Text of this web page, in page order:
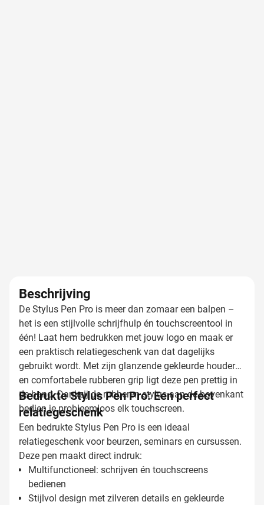
Beschrijving
De Stylus Pen Pro is meer dan zomaar een balpen –
het is een stijlvolle schrijfhulp én touchscreentool in
één! Laat hem bedrukken met jouw logo en maak er
een praktisch relatiegeschenk van dat dagelijks
gebruikt wordt. Met zijn glanzende gekleurde houder
en comfortabele rubberen grip ligt deze pen prettig in
de hand. Dankzij de rubberen stylus aan de bovenkant
bedien je probleemloos elk touchscreen.
Bedrukte Stylus Pen Pro: Een perfect
relatiegeschenk
Een bedrukte Stylus Pen Pro is een ideaal
relatiegeschenk voor beurzen, seminars en cursussen.
Deze pen maakt direct indruk:
Multifunctioneel: schrijven én touchscreens
bedienen
Stijlvol design met zilveren details en gekleurde